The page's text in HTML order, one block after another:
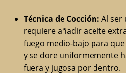
Técnica de Cocción: Al ser
requiere añadir aceite
fuego medio-bajo para
y se dore uniformemente
fuera y jugosa por dentro.